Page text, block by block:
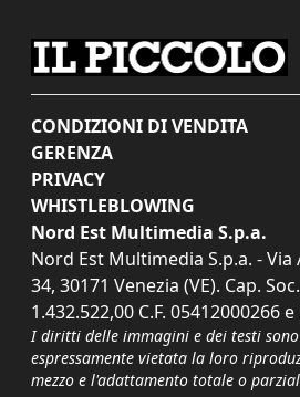
CONDIZIONI DI VENDITA
GERENZA
PRIVACY
WHISTLEBLOWING
Nord Est Multimedia S.p.a.
Nord Est Multimedia S.p.a. -
34, 30171 Venezia (VE). Cap.
1.432.522,00 C.F. 05412000266 e
I diritti delle immagini e dei testi
espressamente vietata la loro
mezzo e l'adattamento totale o